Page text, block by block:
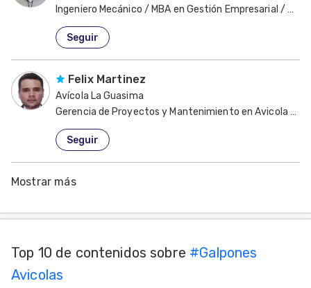
Ingeniero Mecánico / MBA en Gestión Empresarial /
Brasil
Seguir
Felix Martinez
Avícola La Guasima
Gerencia de Proyectos y Mantenimiento en Avicola La
Venezuela
Seguir
Mostrar más
Top 10 de contenidos sobre #Galpones
Avicolas